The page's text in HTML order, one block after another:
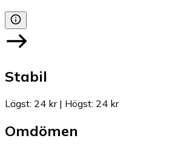
Stabil
Lägst: 24 kr| Högst: 24 kr
Omdömen